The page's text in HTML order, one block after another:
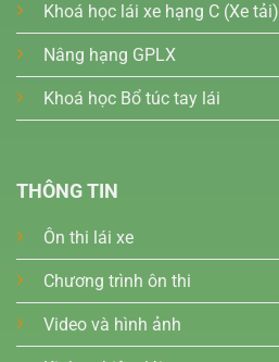
Khoá học lái xe hạng C (Xe tải)
Nâng hạng GPLX
Khoá học Bổ túc tay lái
THÔNG TIN
Ôn thi lái xe
Chương trình ôn thi
Video và hình ảnh